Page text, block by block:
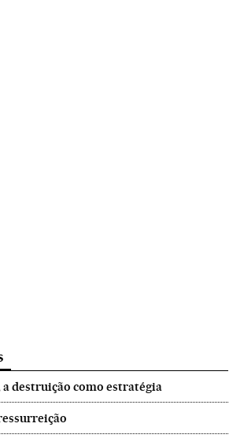
destruição como estratégia